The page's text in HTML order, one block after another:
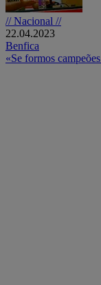
// Nacional //
22.04.2023
Benfica
«Se formos